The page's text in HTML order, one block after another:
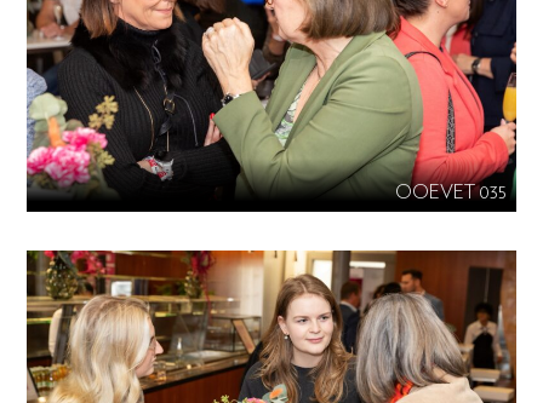
OOEVET 035